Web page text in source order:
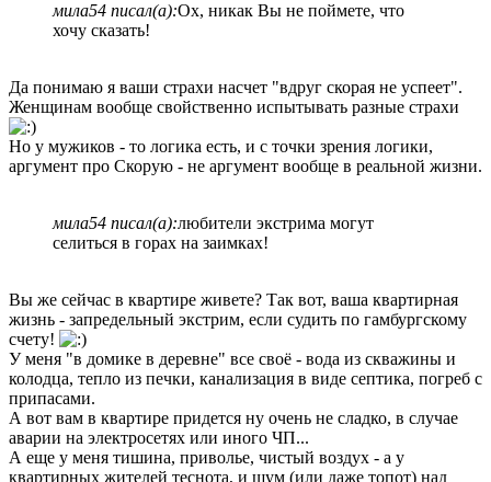
мила54 писал(а):Ох, никак Вы не поймете, что
хочу сказать!
Да понимаю я ваши страхи насчет "вдруг скорая не успеет".
Женщинам вообще свойственно испытывать разные страхи
Но у мужиков - то логика есть, и с точки зрения логики,
аргумент про Скорую - не аргумент вообще в реальной жизни.
мила54 писал(а):любители экстрима могут
селиться в горах на заимках!
Вы же сейчас в квартире живете? Так вот, ваша квартирная
жизнь - запредельный экстрим, если судить по гамбургскому
счету!
У меня "в домике в деревне" все своё - вода из скважины и
колодца, тепло из печки, канализация в виде септика, погреб с
припасами.
А вот вам в квартире придется ну очень не сладко, в случае
аварии на электросетях или иного ЧП...
А еще у меня тишина, приволье, чистый воздух - а у
квартирных жителей теснота, и шум (или даже топот) над